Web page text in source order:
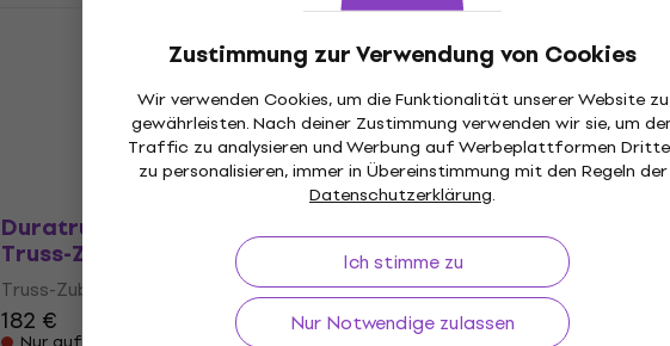
Zustimmung zur Verwendung von Cookies
Wir verwenden Cookies, um die Funktionalität unserer Website zu
gewährleisten. Nach deiner Zustimmung verwenden wir sie, um
Traffic zu analysieren und Werbung auf Werbeplattformen
zu personalisieren, immer in Übereinstimmung mit den Regeln der
Datenschutzerklärung.
Ich stimme zu
Nur Notwendige zulassen
Handrail Vario Stair left
Nur auf Bestellung
Duratruss DURASTAGE
Handrail Connector Set
Zubehör
Truss-Zubehör
24,70 €
Nicht auf Lager
Duratruss DT Speaker Mount
Truss-Zubehör
Truss-Zubehör
182 €
Duratruss DURASTAGE
Handrail Vario Stair right
Truss-Zubehör
Truss-Zubehör